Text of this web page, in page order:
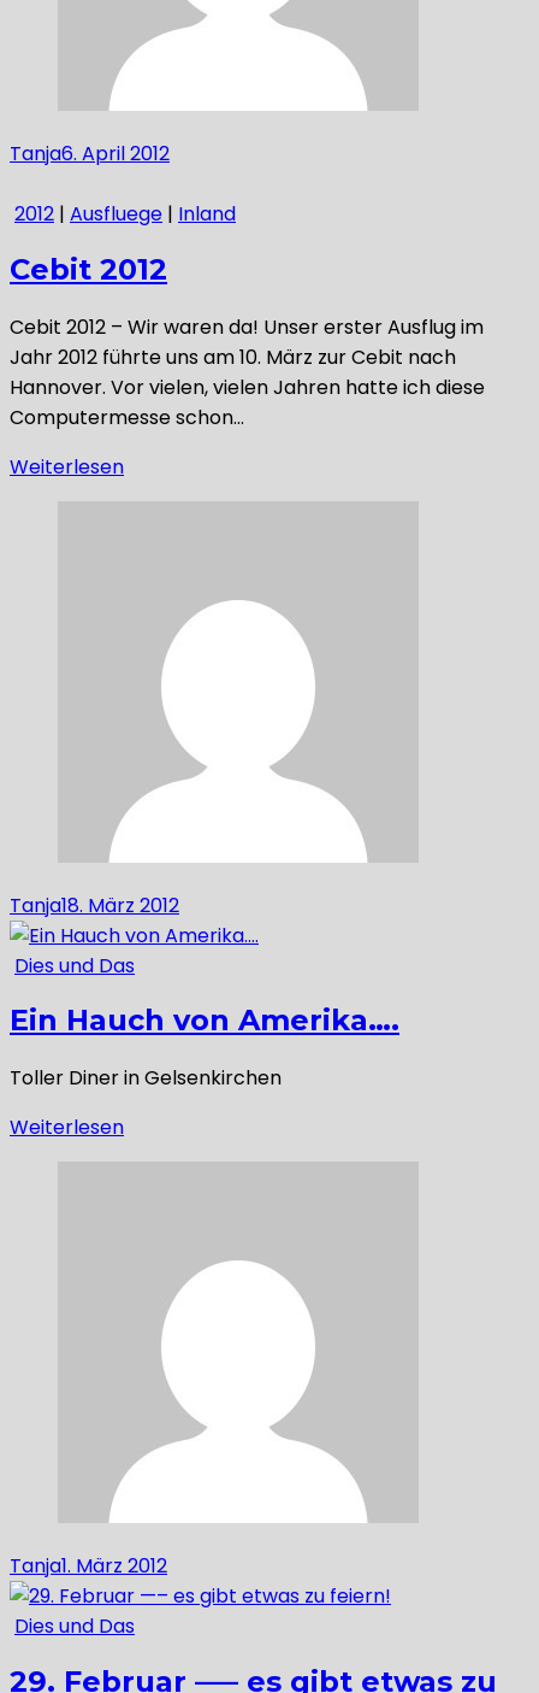
Tanja6. April 2012
2012 | Ausfluege | Inland
Cebit 2012
Cebit 2012 – Wir waren da! Unser erster Ausflug im
Jahr 2012 führte uns am 10. März zur Cebit nach
Hannover. Vor vielen, vielen Jahren hatte ich diese
Computermesse schon…
Weiterlesen
Tanja18. März 2012
Dies und Das
Ein Hauch von Amerika….
Toller Diner in Gelsenkirchen
Weiterlesen
Tanja1. März 2012
Dies und Das
29. Februar —– es gibt etwas zu